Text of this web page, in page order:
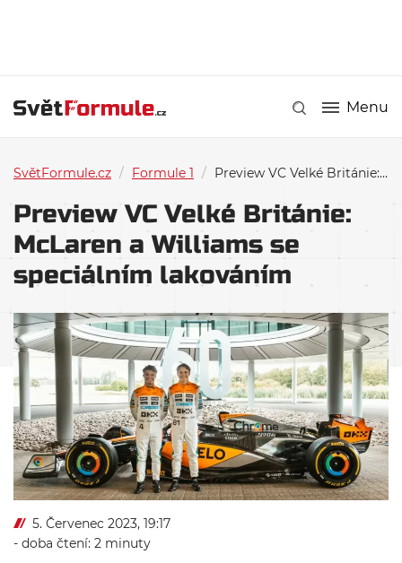
Menu
SvětFormule.cz / Formule 1 / Preview VC Velké Británie: McLaren a Williams se speciálním lakováním
Preview VC Velké Británie:
McLaren a Williams se
speciálním lakováním
5. Červenec 2023, 19:17
- doba čtení: 2 minuty